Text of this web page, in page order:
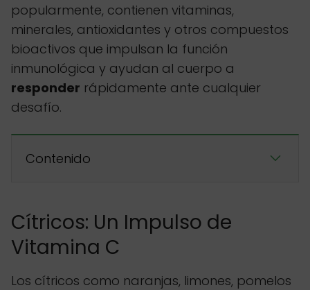
popularmente, contienen vitaminas,
minerales, antioxidantes y otros compuestos
bioactivos que impulsan la función
inmunológica y ayudan al cuerpo a
responder rápidamente ante cualquier
desafío.
Contenido
Cítricos: Un Impulso de
Vitamina C
Los cítricos como naranjas, limones, pomelos